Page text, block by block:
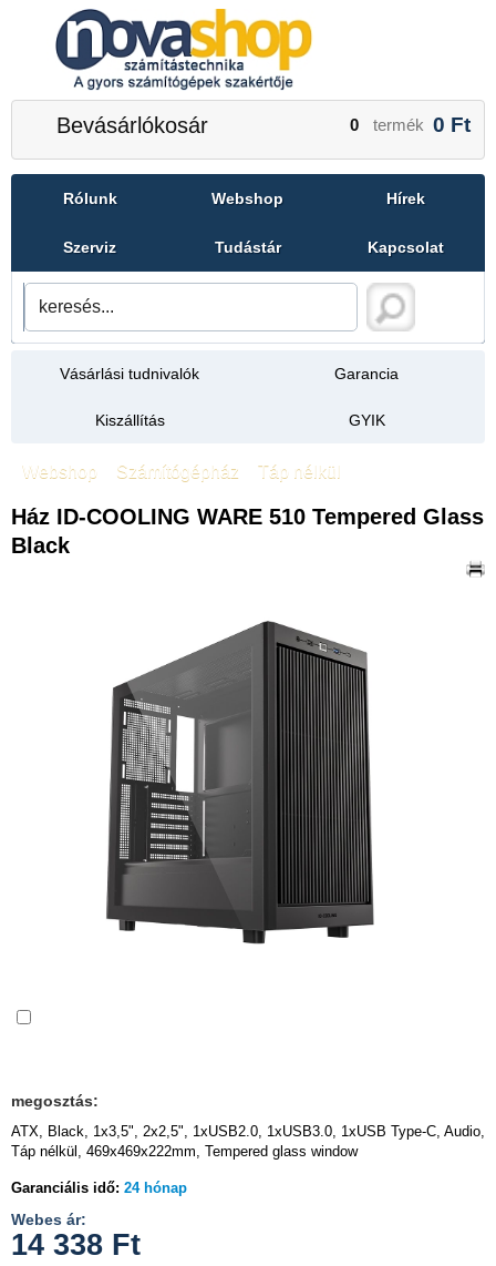
Bevásárlókosár 0 termék 0 Ft
Rólunk Webshop Hírek
Szerviz Tudástár Kapcsolat
Vásárlási tudnivalók Garancia
Kiszállítás GYIK
Webshop Számítógépház Táp nélkül
Ház ID-COOLING WARE 510 Tempered Glass
Black
megosztás:
ATX, Black, 1x3,5", 2x2,5", 1xUSB2.0, 1xUSB3.0, 1xUSB Type-C, Audio,
Táp nélkül, 469x469x222mm, Tempered glass window
Garanciális idő: 24 hónap
Webes ár:
14 338 Ft